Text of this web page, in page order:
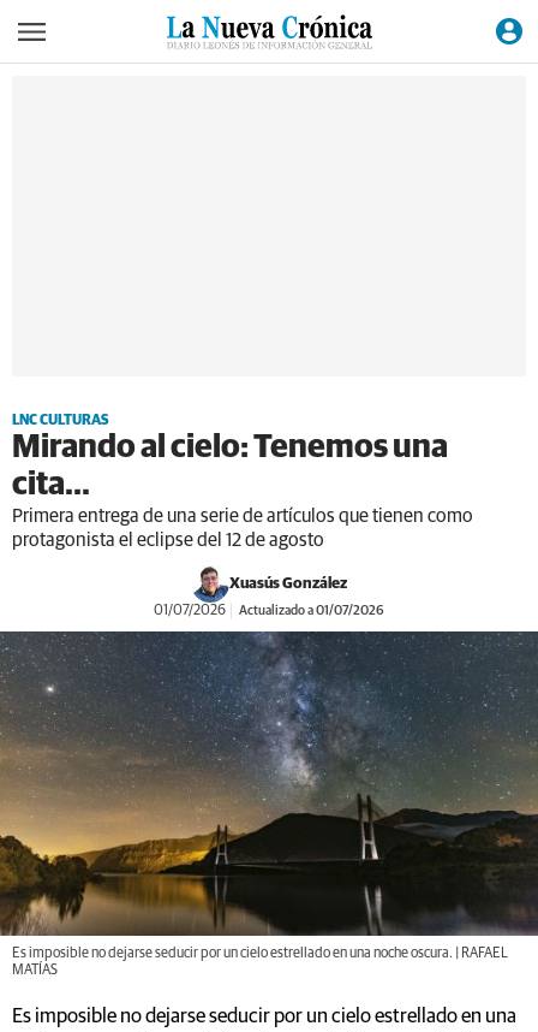
LNC CULTURAS
Mirando al cielo: Tenemos una
cita...
Primera entrega de una serie de artículos que tienen como
protagonista el eclipse del 12 de agosto
Xuasús González
01/07/2026 Actualizado a 01/07/2026
Es imposible no dejarse seducir por un cielo estrellado en una noche oscura. | RAFAEL
MATÍAS
Es imposible no dejarse seducir por un cielo estrellado en una